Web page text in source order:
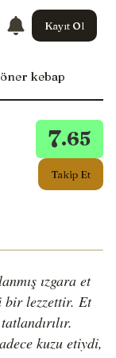
Kayıt Ol
kebap
7.65
Takip Et
ızgara et
bir lezzettir. Et
kuzu etiydi,